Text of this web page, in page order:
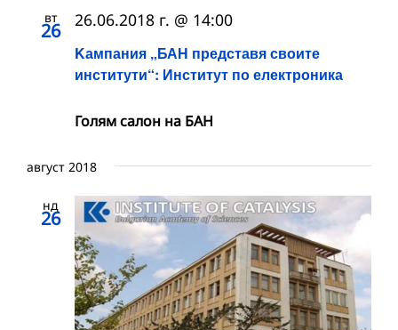
вт
26
Kампания „БАН представя своите
институти“: Институт по електроника
26.06.2018 г. @ 14:00
Голям салон на БАН
август 2018
нд
26